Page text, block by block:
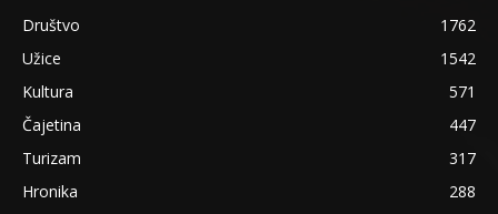
Društvo
1762
Užice
1542
Kultura
571
Čajetina
447
Turizam
317
Hronika
288